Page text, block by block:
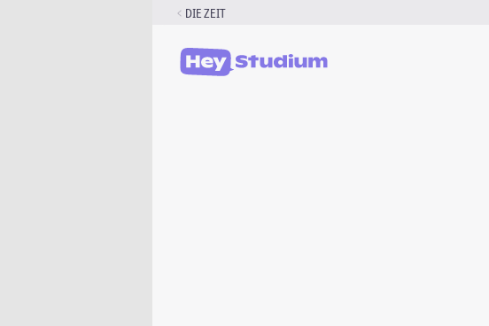
DIE ZEIT